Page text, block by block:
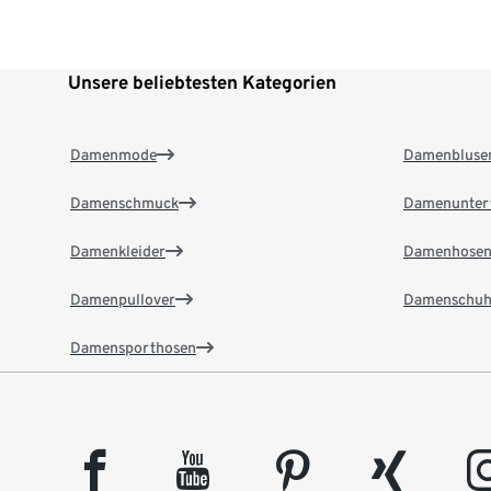
Unsere beliebtesten Kategorien
Damenmode
Damenschmuck
Damenkleider
Damenpullover
Damensporthosen
Damenhosen
facebook youtube pinterest xing